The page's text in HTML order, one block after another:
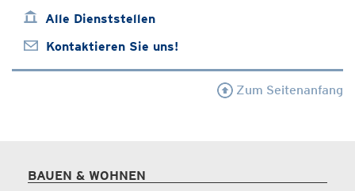
Alle Dienststellen
Kontaktieren Sie uns!
Zum Seitenanfang
BAUEN & WOHNEN